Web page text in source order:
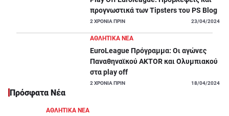
Να απαντήσεις επιτυχώς σε μία ερώτηση
σχετική με τον Κώστα Σλούκα.
Να έχεις ολοκληρώσει την ταυτοποίηση του
λογαριασμού σου.
Να έχεις αποδεχτεί να λαμβάνεις
προγνωστικά των Tipsters του PS Blog
2 ΧΡΟΝΙΑ ΠΡΙΝ 23/04/2024
ΑΘΛΗΤΙΚΑ ΝΕΑ
EuroLeague Πρόγραμμα: Οι αγώνες
Παναθηναϊκού AKTOR και Ολυμπιακού
στα play off
2 ΧΡΟΝΙΑ ΠΡΙΝ 18/04/2024
Πρόσφατα Νέα
ΑΘΛΗΤΙΚΑ ΝΕΑ